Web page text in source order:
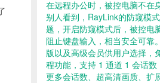
在远程办公时，被控电脑不在
别人看到，RayLink的防窥模
题，开启防窥模式后，被控电
阻止键盘输入，相当安全可
版以及高级会员供用户选择，
程功能，支持 1 通道 1 会话
更多会话数、超高清画质、扩